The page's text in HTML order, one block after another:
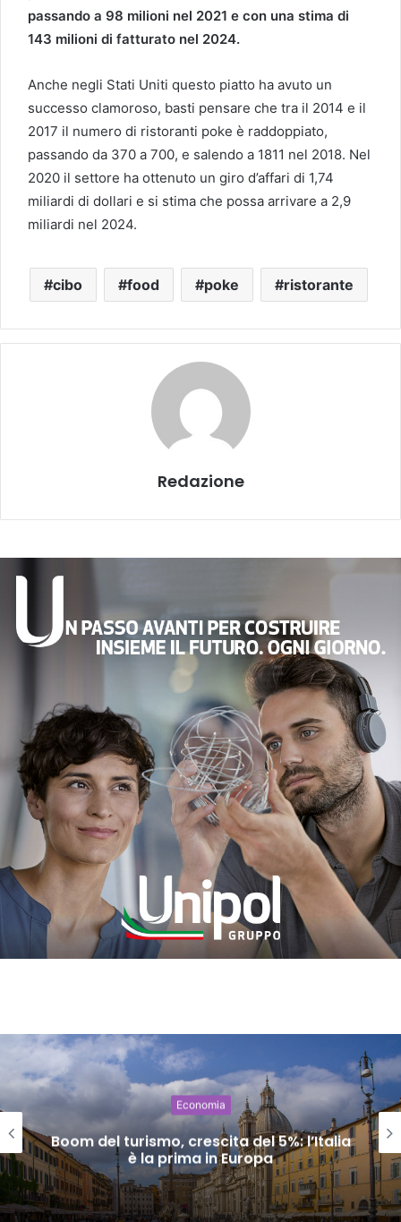
passando a 98 milioni nel 2021 e con una stima di
143 milioni di fatturato nel 2024.
Anche negli Stati Uniti questo piatto ha avuto un
successo clamoroso, basti pensare che tra il 2014 e il
2017 il numero di ristoranti poke è raddoppiato,
passando da 370 a 700, e salendo a 1811 nel 2018. Nel
2020 il settore ha ottenuto un giro d’affari di 1,74
miliardi di dollari e si stima che possa arrivare a 2,9
miliardi nel 2024.
cibo food poke ristorante
Redazione
Economia
Boom del turismo, crescita del 5%: l’Italia
è la prima in Europa